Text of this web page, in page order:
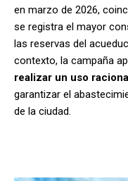
en marzo de 2026,
se registra el mayor
las reservas del
contexto, la campaña
realizar un uso
garantizar el
de la ciudad.